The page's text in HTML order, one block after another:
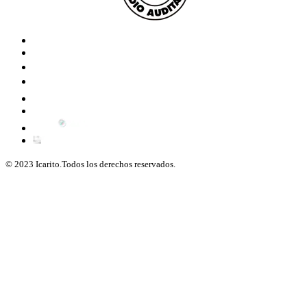
© 2023 Icarito.Todos los derechos reservados.